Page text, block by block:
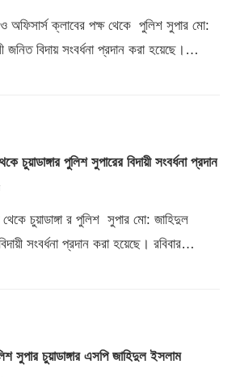
ও অফিসার্স ক্লাবের পক্ষ থেকে পুলিশ সুপার মো:
বিদায় সংবর্ধনা প্রদান করা হয়েছে।…
চুয়াডাঙ্গার পুলিশ সুপারের বিদায়ী সংবর্ধনা প্রদান
থেকে চুয়াডাঙ্গা র পুলিশ সুপার মো: জাহিদুল
সংবর্ধনা প্রদান করা হয়েছে। রবিবার…
চুয়াডাঙ্গার এসপি জাহিদুল ইসলাম